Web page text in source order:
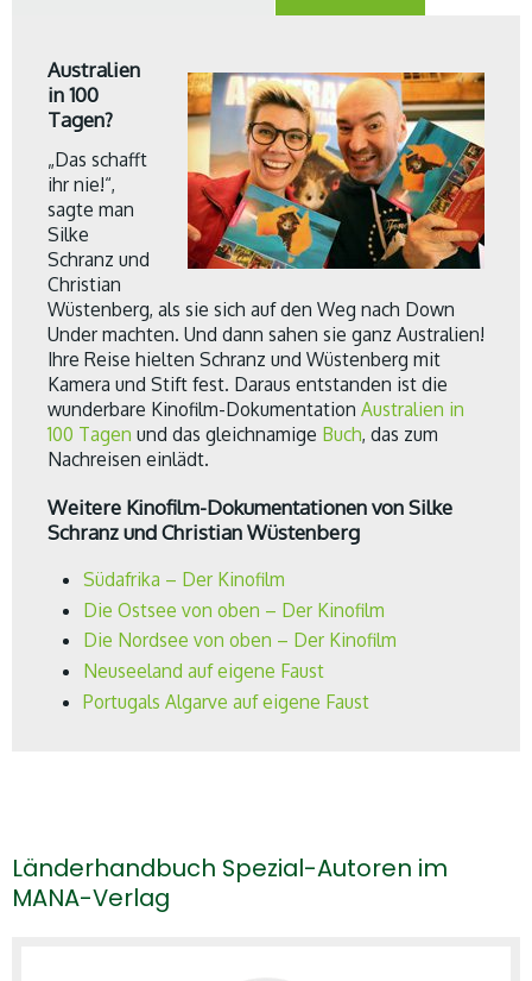
Australien
in 100
Tagen?
„Das schafft
ihr nie!“,
sagte man
Silke
Schranz und
Christian
Wüstenberg, als sie sich auf den Weg nach Down
Under machten. Und dann sahen sie ganz Australien!
Ihre Reise hielten Schranz und Wüstenberg mit
Kamera und Stift fest. Daraus entstanden ist die
wunderbare Kinofilm-Dokumentation Australien in
100 Tagen und das gleichnamige Buch, das zum
Nachreisen einlädt.
Weitere Kinofilm-Dokumentationen von Silke
Schranz und Christian Wüstenberg
Südafrika – Der Kinofilm
Die Ostsee von oben – Der Kinofilm
Die Nordsee von oben – Der Kinofilm
Neuseeland auf eigene Faust
Portugals Algarve auf eigene Faust
Silke Schranz und Christian Wüstenberg: Ein
authentischer Erlebnisbericht und eine echte
Alternative zu herkömmlichen Australien
Länderhandbuch Spezial-Autoren im
MANA-Verlag